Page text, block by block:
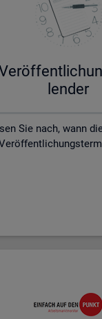
len­der
Sie nach, wann